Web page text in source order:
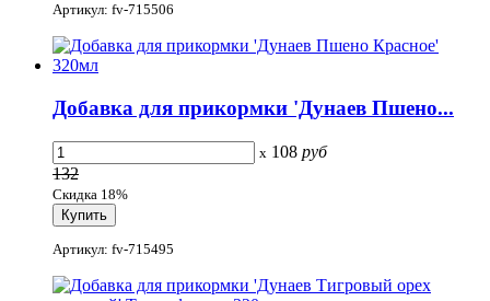
Артикул: fv-715506
Добавка для прикормки 'Дунаев Пшено...
x 108 руб
132
Скидка 18%
Артикул: fv-715495